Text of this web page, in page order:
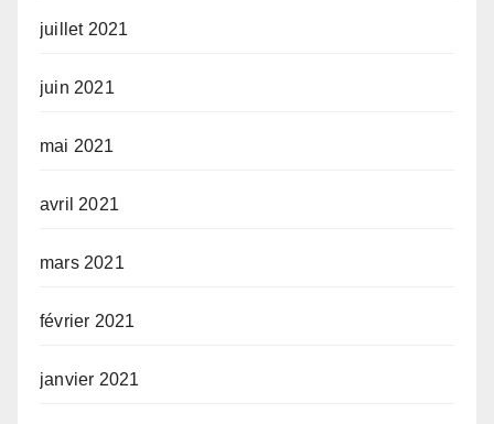
juillet 2021
juin 2021
mai 2021
avril 2021
mars 2021
février 2021
janvier 2021